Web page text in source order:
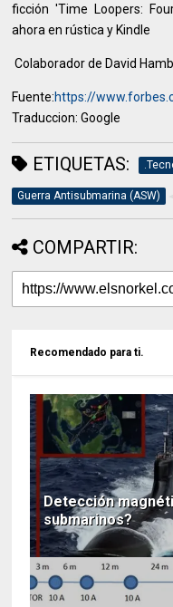
ficción 'Time Loopers:
ahora en rústica y Kindle
Colaborador de David
Fuente:https://
Traduccion: Google
ETIQUETAS:
Guerra Antisubmarina (ASW)
COMPARTIR:
Recomendado para ti.
Detección
submarinos?